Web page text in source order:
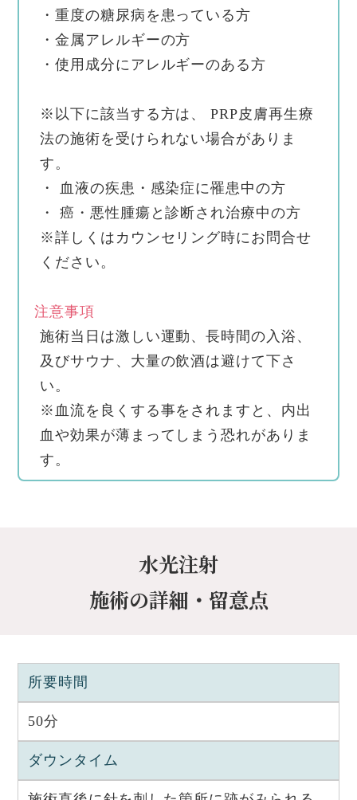
・重度の糖尿病を患っている方
・金属アレルギーの方
・使用成分にアレルギーのある方
※以下に該当する方は、 PRP皮膚再生療
法の施術を受けられない場合がありま
す。
・ 血液の疾患・感染症に罹患中の方
・ 癌・悪性腫瘍と診断され治療中の方
※詳しくはカウンセリング時にお問合せ
ください。
注意事項
施術当日は激しい運動、長時間の入浴、
及びサウナ、大量の飲酒は避けて下さ
い。
※血流を良くする事をされますと、内出
血や効果が薄まってしまう恐れがありま
す。
水光注射
施術の詳細・留意点
所要時間
50分
ダウンタイム